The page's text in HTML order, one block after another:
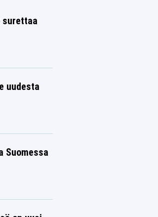
surettaa
uudesta
Suomessa